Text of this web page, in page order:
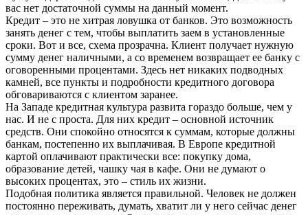
вас нет достаточной суммы на данный момент.
Кредит – это не хитрая ловушка от банков. Это возможность
занять денег с тем, чтобы выплатить заем в установленные
сроки. Вот и все, схема прозрачна. Клиент получает нужную
сумму денег наличными, а со временем возвращает ее банку с
оговоренными процентами. Здесь нет никаких подводных
камней, все пункты и подробности кредитного договора
обговариваются с клиентом заранее.
На Западе кредитная культура развита гораздо больше, чем у
нас. И не с проста. Для них кредит – основной источник
средств. Они спокойно относятся к суммам, которые должны
банкам, постепенно их выплачивая. В Европе кредитной
картой оплачивают практически все: покупку дома,
образование детей, чашку чая в кафе. Они не думают о
высоких процентах, это – стиль их жизни.
Подобная политика является правильной. Человек не должен
постоянно переживать, думать, хватит ли у него сейчас денег